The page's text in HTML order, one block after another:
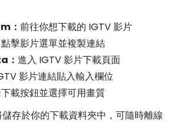
： 前往你想下載的 IGTV 影片
點擊影片選單並複製連結
： 進入 IGTV 影片下載頁面
影片連結貼入輸入欄位
載按鈕並選擇可用畫質
存於你的下載資料夾中，可隨時離線